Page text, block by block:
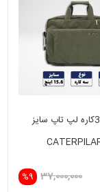
کیف دستی 3کاره لپ تاپ سایز
%9 37,000,000